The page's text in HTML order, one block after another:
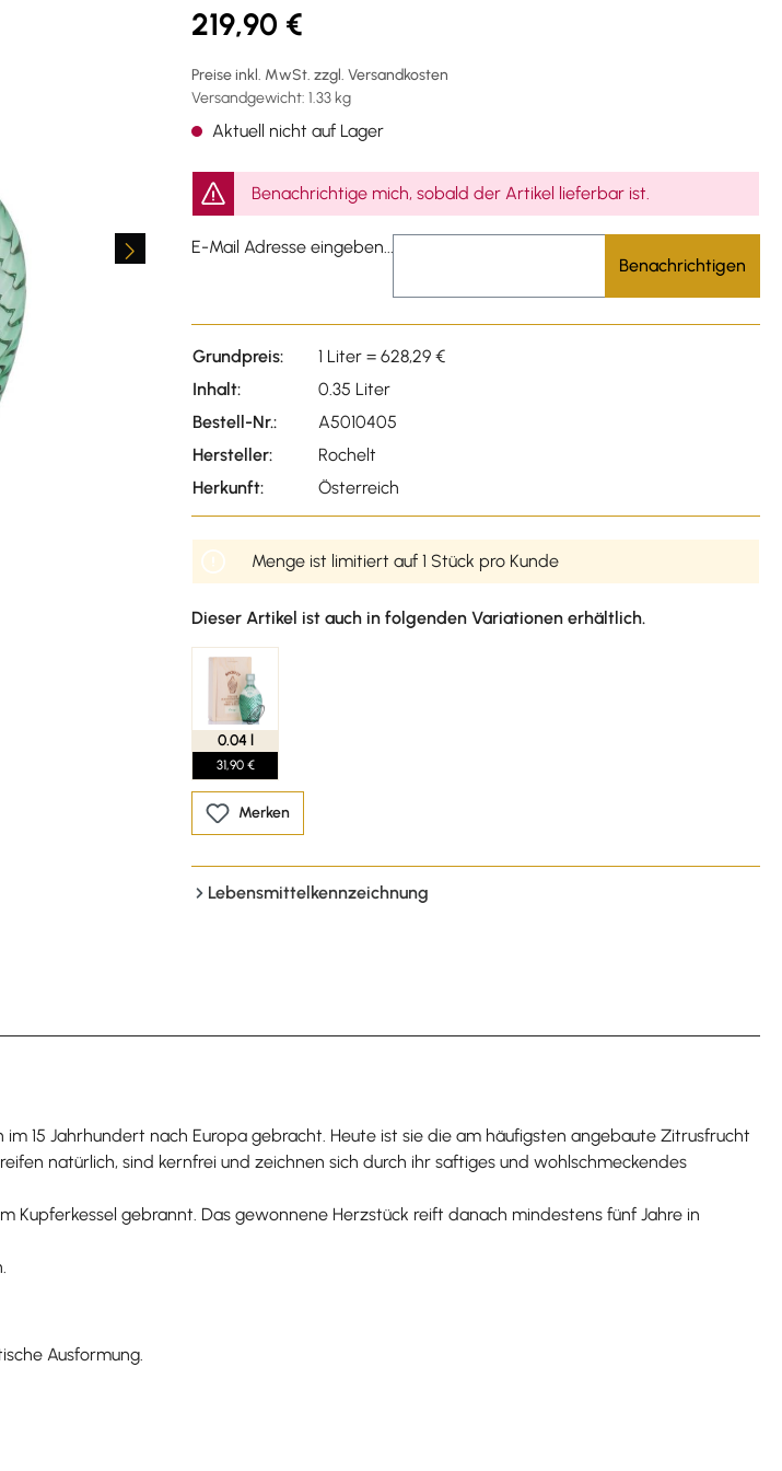
219,90 €
Preise inkl. MwSt. zzgl. Versandkosten
Versandgewicht: 1.33 kg
Aktuell nicht auf Lager
Benachrichtige mich, sobald der Artikel lieferbar ist.
E-Mail Adresse eingeben...
Benachrichtigen
Grundpreis:
1 Liter = 628,29 €
Inhalt:
0.35 Liter
Bestell-Nr.:
A5010405
Hersteller:
Rochelt
Herkunft:
Österreich
Menge ist limitiert auf 1 Stück pro Kunde
Dieser Artikel ist auch in folgenden Variationen erhältlich.
0.04 l
31,90 €
Merken
Lebensmittelkennzeichnung
15 Jahrhundert nach Europa gebracht. Heute ist sie die am häufigsten angebaute Zitrusfrucht
natürlich, sind kernfrei und zeichnen sich durch ihr saftiges und wohlschmeckendes
gebrannt. Das gewonnene Herzstück reift danach mindestens fünf Jahre in
Ausformung.